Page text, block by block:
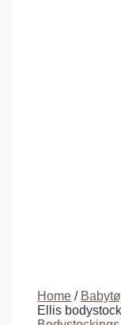
Home /
Ellis